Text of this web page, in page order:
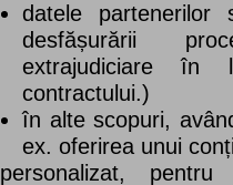
datele partenerilor
desfășurării
extrajudiciare în
contractului.)
în alte scopuri,
ex. oferirea unui
personalizat,